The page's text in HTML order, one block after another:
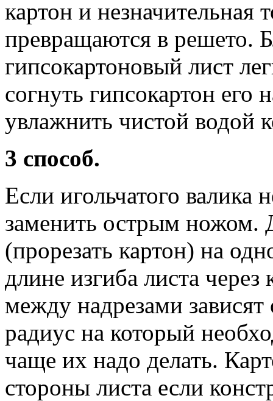
картон и незначительная
превращаются в решето.
гипсокартоновый лист
согнуть гипсокартон его
увлажнить чистой водой
3 способ.
Если игольчатого валика
заменить острым ножом.
(прорезать картон) на
длине изгиба листа
между надрезами
радиус на который
чаще их надо делать.
стороны листа если